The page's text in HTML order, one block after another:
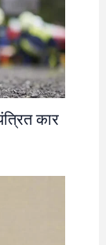
कार